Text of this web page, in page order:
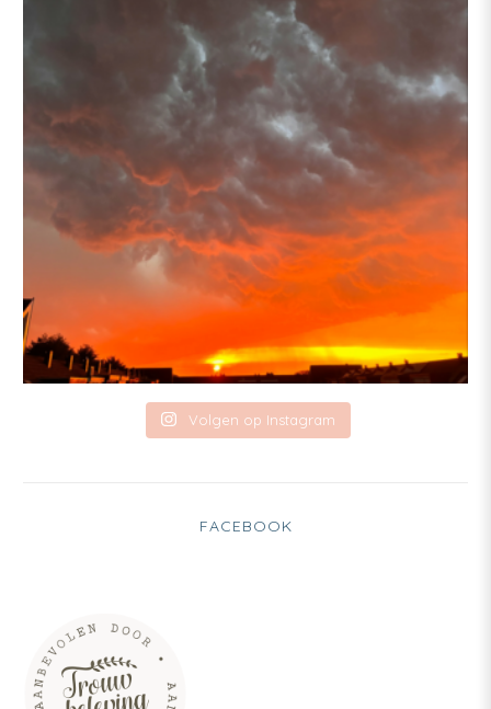
Volgen op Instagram
FACEBOOK